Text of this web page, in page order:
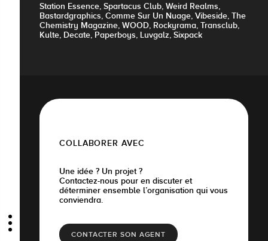
Station Essence, Spartacus Club, Weird Realms,
Bastardgraphics, Comme Sur Un Nuage, Vibeside, The
Chemistry Magazine, WOOD, Rockyrama, Transclub,
Kulte, Decate, Paperboys, Luvgalz, Sixpack
COLLABORER AVEC
Une idée ? Un projet ?
Contactez-nous pour en discuter et
déterminer ensemble l’organisation qui vous
conviendra.
CONTACTER SON AGENT